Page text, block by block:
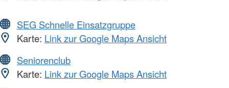
SEG Schnelle Einsatzgruppe
Karte: Link zur Google Maps Ansicht
Seniorenclub
Karte: Link zur Google Maps Ansicht